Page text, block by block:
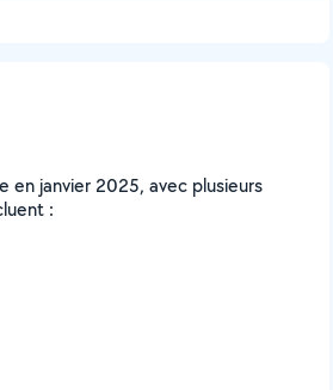
janvier 2025, avec plusieurs
: